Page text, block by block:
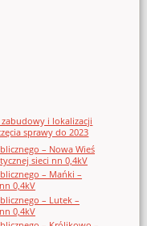
i lokalizacji
sprawy do 2023
– Nowa Wieś
sieci nn 0,4kV
– Mańki –
0,4kV
– Lutek –
0,4kV